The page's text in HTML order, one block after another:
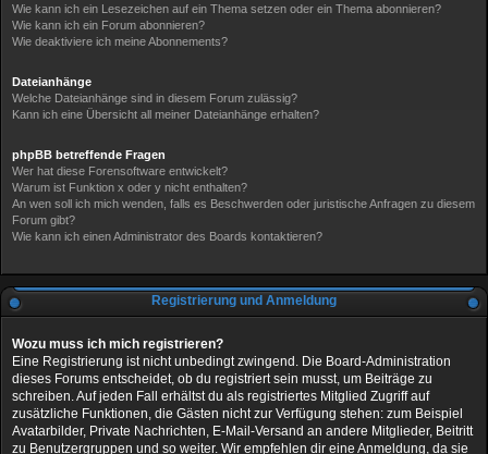
Wie kann ich ein Lesezeichen auf ein Thema setzen oder ein Thema abonnieren?
Wie kann ich ein Forum abonnieren?
Wie deaktiviere ich meine Abonnements?
Dateianhänge
Welche Dateianhänge sind in diesem Forum zulässig?
Kann ich eine Übersicht all meiner Dateianhänge erhalten?
phpBB betreffende Fragen
Wer hat diese Forensoftware entwickelt?
Warum ist Funktion x oder y nicht enthalten?
An wen soll ich mich wenden, falls es Beschwerden oder juristische Anfragen zu diesem
Forum gibt?
Wie kann ich einen Administrator des Boards kontaktieren?
Registrierung und Anmeldung
Wozu muss ich mich registrieren?
Eine Registrierung ist nicht unbedingt zwingend. Die Board-Administration
dieses Forums entscheidet, ob du registriert sein musst, um Beiträge zu
schreiben. Auf jeden Fall erhältst du als registriertes Mitglied Zugriff auf
zusätzliche Funktionen, die Gästen nicht zur Verfügung stehen: zum Beispiel
Avatarbilder, Private Nachrichten, E-Mail-Versand an andere Mitglieder, Beitritt
zu Benutzergruppen und so weiter. Wir empfehlen dir eine Anmeldung, da sie